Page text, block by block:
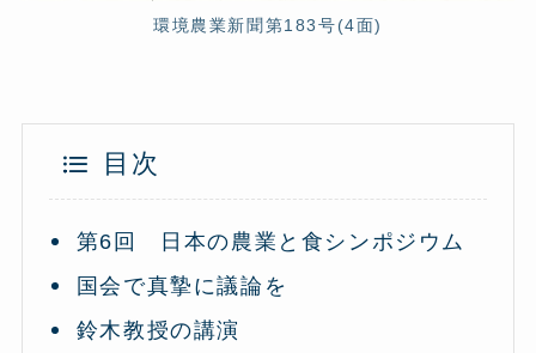
環境農業新聞第183号(4面)
目次
第6回 日本の農業と食シンポジウム
国会で真摯に議論を
鈴木教授の講演